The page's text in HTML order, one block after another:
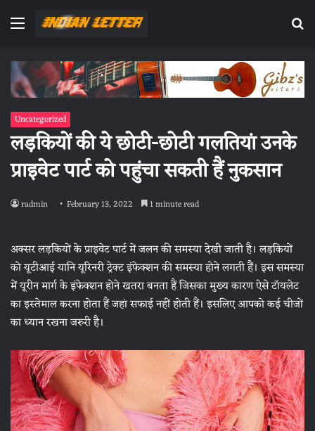
Menu
Uncategorized
लड़कियों की ये छोटी-छोटी गलतियां उनके
प्राइवेट पार्ट को पहुंचा सकती हैं नुकसान
radmin February 13, 2022 1 minute read
अक्सर लड़कियों के प्राइवेट पार्ट में जलन की समस्या देखी जाती है। लड़कियों
को यूटीआई यानि यूरिनरी ट्रेक्ट इंफेक्शन की समस्या होने लगती हैं। इस समस्या
में यूरीन मार्ग के इंफेक्शन होने खतरा बनता हैं जिसका मुख्य कारण ऐसे टॉयलेट
का इस्तेमाल करना होता हैं जहां सफाई नहीं होती हैं। इसलिए आपको कई चीजों
का ध्यान रखना जरुरी है।